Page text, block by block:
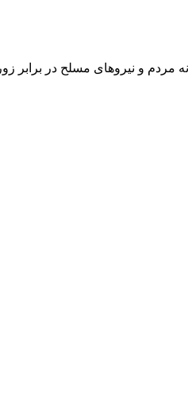
مردم و نیروهای مسلح در برابر